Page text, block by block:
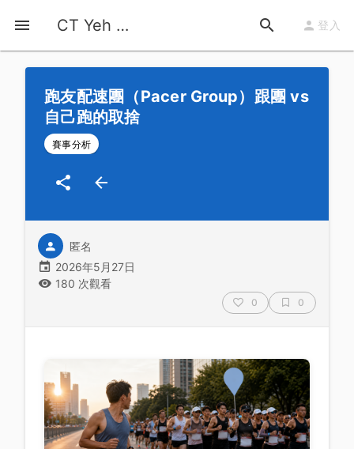
CT Yeh 公路車基地 登入
首頁 運動知識
跑友配速團（Pacer Group）跟團 vs
自己跑的取捨
賽事分析
匿名
2026年5月27日
180 次觀看
0 0